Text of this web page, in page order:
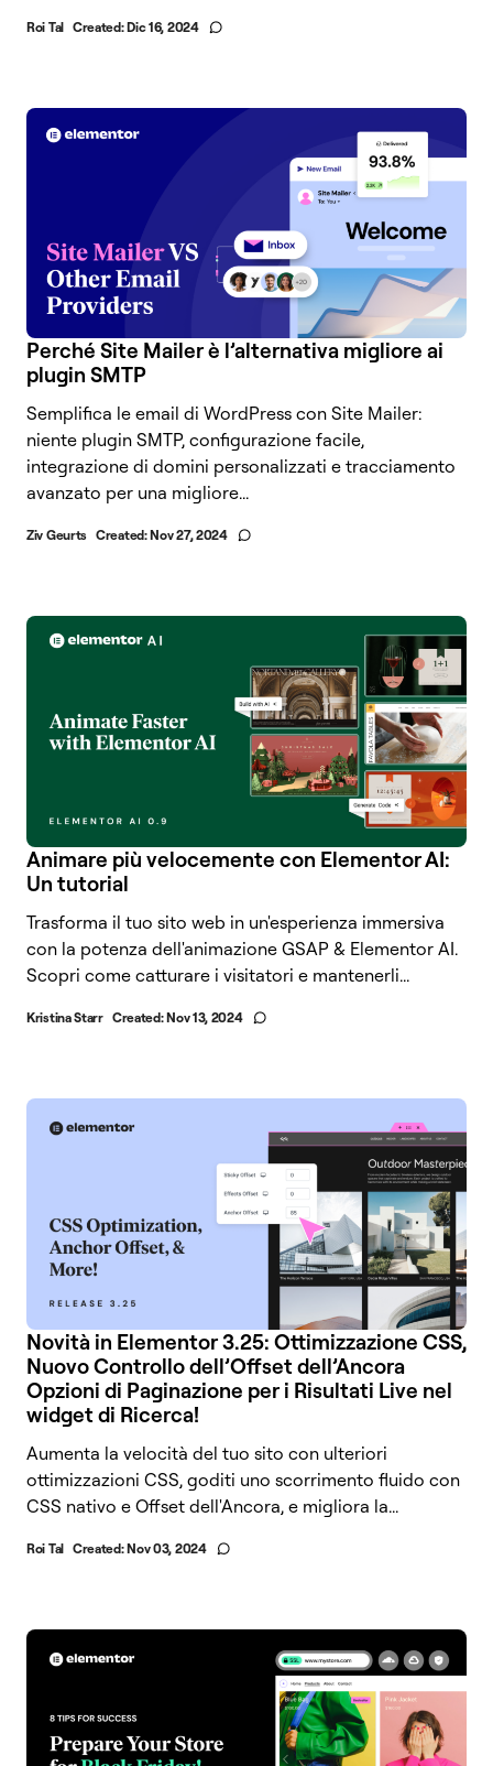
Roi Tal Created:Dic 16, 2024
Perché Site Mailer è l’alternativa migliore ai
plugin SMTP
Semplifica le email di WordPress con Site Mailer:
niente plugin SMTP, configurazione facile,
integrazione di domini personalizzati e tracciamento
avanzato per una migliore...
Ziv Geurts Created:Nov 27, 2024
Animare più velocemente con Elementor AI:
Un tutorial
Trasforma il tuo sito web in un'esperienza immersiva
con la potenza dell'animazione GSAP & Elementor AI.
Scopri come catturare i visitatori e mantenerli...
Kristina Starr Created:Nov 13, 2024
Novità in Elementor 3.25: Ottimizzazione CSS,
Nuovo Controllo dell’Offset dell’Ancora
Opzioni di Paginazione per i Risultati Live nel
widget di Ricerca!
Aumenta la velocità del tuo sito con ulteriori
ottimizzazioni CSS, goditi uno scorrimento fluido con
CSS nativo e Offset dell'Ancora, e migliora la...
Roi Tal Created:Nov 03, 2024